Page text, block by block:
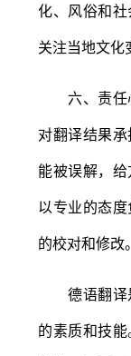
化、风俗和
关注当地文化
六、责任
对翻译结果
能被误解，
以专业的态
的校对和修改。
德语翻译
的素质和技